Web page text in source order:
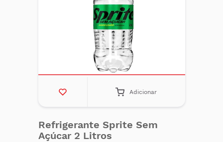
Adicionar
Refrigerante Sprite Sem
Açúcar 2 Litros